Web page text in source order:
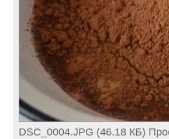
DSC_0004.JPG (46.18 КБ)